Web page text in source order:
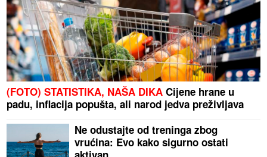
(FOTO) STATISTIKA, NAŠA DIKA Cijene hrane u
padu, inflacija popušta, ali narod jedva preživljava
Ne odustajte od treninga zbog
vrućina: Evo kako sigurno ostati